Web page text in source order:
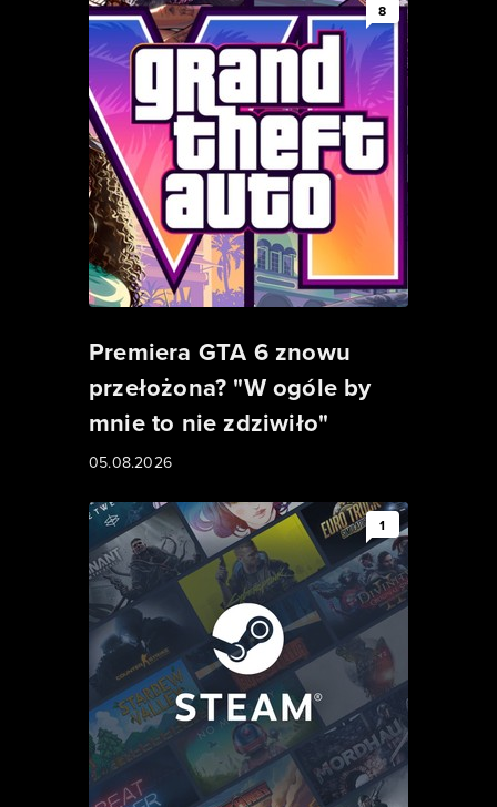
8
Premiera GTA 6 znowu
przełożona? "W ogóle by
mnie to nie zdziwiło"
05.08.2026
1